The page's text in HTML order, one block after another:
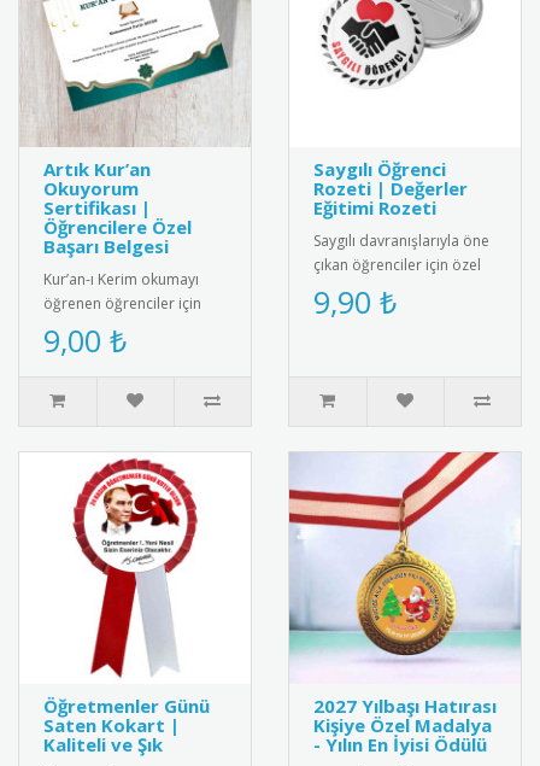
Artık Kur’an
Okuyorum
Sertifikası |
Öğrencilere Özel
Başarı Belgesi
Kur’an-ı Kerim okumayı
öğrenen öğrenciler için
anlamlı ve şık bir başarı
belgesi. Sınıf içi törenler..
9,00 ₺
Saygılı Öğrenci
Rozeti | Değerler
Eğitimi Rozeti
Saygılı davranışlarıyla öne
çıkan öğrenciler için özel
tasarım rozet. Okulda
olumlu davranışları pek..
9,90 ₺
Öğretmenler Günü
Saten Kokart |
Kaliteli ve Şık
2027 Yılbaşı Hatırası
Kişiye Özel Madalya
- Yılın En İyisi Ödülü